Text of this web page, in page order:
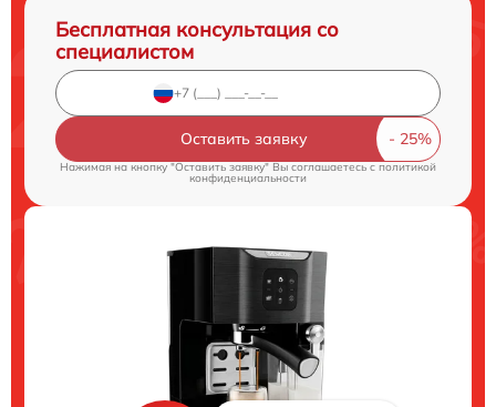
Бесплатная консультация со
специалистом
Оставить заявку
Нажимая на кнопку "Оставить заявку" Вы соглашаетесь cполитикой
конфиденциальности